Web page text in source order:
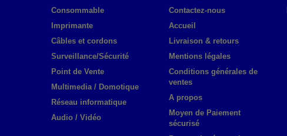
Consommable
Imprimante
Câbles et cordons
Surveillance/Sécurité
Point de Vente
Multimedia / Domotique
Réseau informatique
Audio / Vidéo
Contactez-nous
Accueil
Livraison & retours
Mentions légales
Conditions générales de
ventes
A propos
Moyen de Paiement
sécurisé